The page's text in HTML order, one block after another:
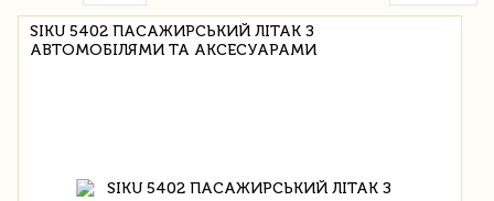
SIKU 5402 ПАСАЖИРСЬКИЙ ЛІТАК З
АВТОМОБІЛЯМИ ТА АКСЕСУАРАМИ